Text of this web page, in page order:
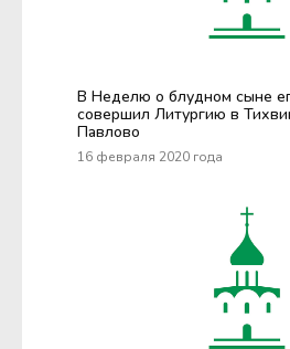
В Неделю о блудном сыне
совершил Литургию в
Павлово
16 февраля 2020 года